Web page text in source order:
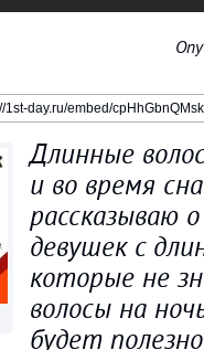
Длинные
и во время
рассказываю
девушек с
которые не
волосы на
будет